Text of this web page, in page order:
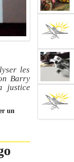
les
Barry
justice
un